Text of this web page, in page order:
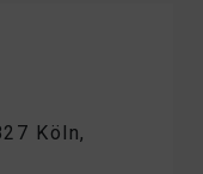
Köln,